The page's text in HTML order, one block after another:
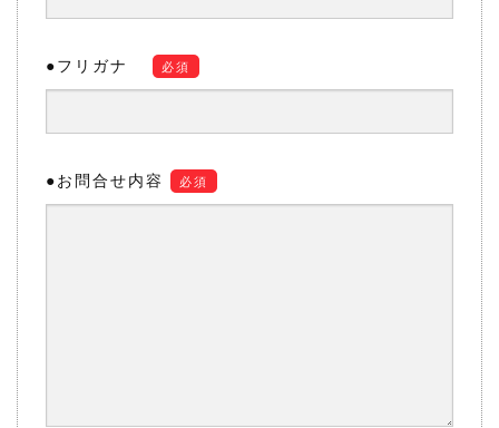
●フリガナ 必須
●お問合せ内容 必須